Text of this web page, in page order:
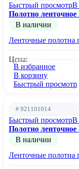
Быстрый просмотрВ
Полотно
В наличии
Ленточные полотна
Цена:
В избранное
В корзину
Быстрый просмотр
# 921101014
Быстрый просмотрВ
Полотно
В наличии
Ленточные полотна